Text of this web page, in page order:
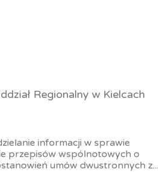
Regionalny w Kielcach
informacji w sprawie
przepisów wspólnotowych o
umów dwustronnych z...